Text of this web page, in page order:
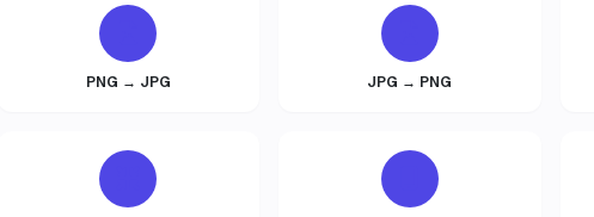
PNG → JPG JPG → PNG